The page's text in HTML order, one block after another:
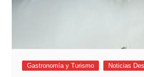
Gastronomía y Turismo Noticias